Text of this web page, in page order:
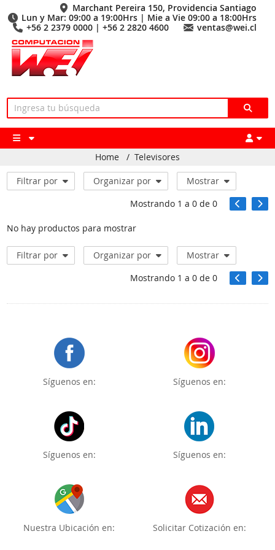
Marchant Pereira 150, Providencia Santiago
Lun y Mar: 09:00 a 19:00Hrs | Mie a Vie 09:00 a 18:00Hrs
+56 2 2379 0000 | +56 2 2820 4600
ventas@wei.cl
Home / Televisores
Filtrar por Organizar por
Mostrar
Mostrando 1 a 0de 0
No hay productos para mostrar
Filtrar por Organizar por
Mostrar
Mostrando 1 a 0de 0
Síguenos en: Síguenos en:
Síguenos en: Síguenos en:
Nuestra Ubicación en: Solicitar Cotización en: